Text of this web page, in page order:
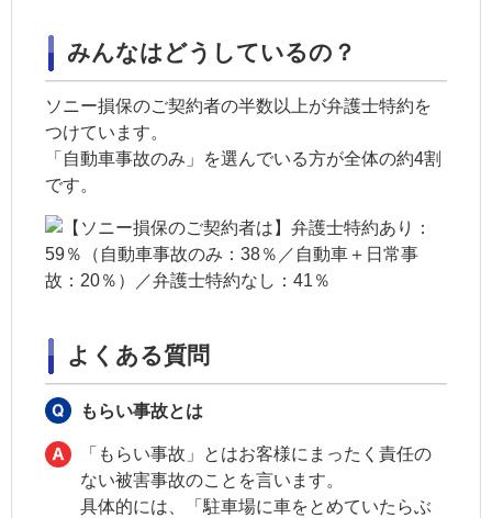
みんなはどうしているの？
ソニー損保のご契約者の半数以上が弁護士特約を
つけています。
「自動車事故のみ」を選んでいる方が全体の約4割
です。
よくある質問
もらい事故とは
「もらい事故」とはお客様にまったく責任の
ない被害事故のことを言います。
具体的には、「駐車場に車をとめていたらぶ